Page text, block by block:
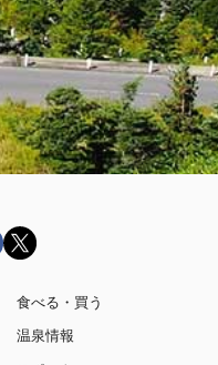
食べる・買う
温泉情報